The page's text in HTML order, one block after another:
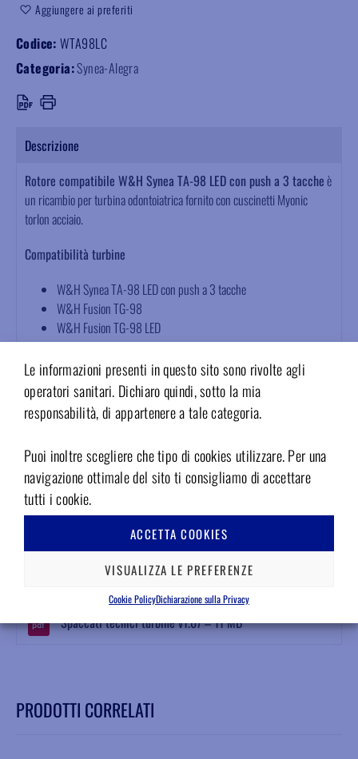
Le informazioni presenti in questo sito sono rivolte agli
operatori sanitari. Dichiaro quindi, sotto la mia
responsabilità, di appartenere a tale categoria.
Puoi inoltre scegliere che tipo di cookies utilizzare. Per una
navigazione ottimale del sito ti consigliamo di accettare
tutti i cookie.
ACCETTA COOKIES
VISUALIZZA LE PREFERENZE
Cookie PolicyDichiarazione sulla Privacy
Aggiungere ai preferiti
Codice:WTA98LC
Categoria:Synea-Alegra
Descrizione
Rotore compatibile W&H Synea TA-98 LED con push a 3 taccheè
un ricambio per turbina odontoiatrica fornito con cuscinetti Myonic
torlon acciaio.
Compatibilità turbine
W&H Synea TA-98 LED con push a 3 tacche
W&H Fusion TG-98
W&H Fusion TG-98 LED
Caratteristiche tecniche
Cuscinetti Myonic torlon acciaio
Rotore bilanciato dinamicamente
Tenuta della fresa >40 Newton
Garanzia 12 mesi
Conformità agli standard EN ISO 13485, EN ISO 10993-1, EN
ISO 17665-1, EN ISO 5349
Allegati
Spaccati tecnici turbine v1.07 – 11 MB
PRODOTTI CORRELATI